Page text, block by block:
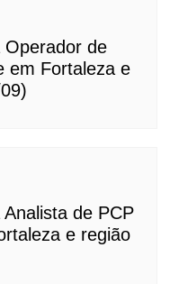
Operador de
em Fortaleza e
de PCP
e região